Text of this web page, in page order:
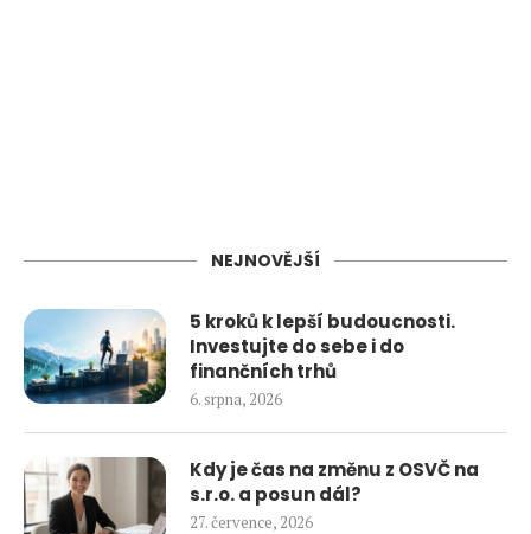
NEJNOVĚJŠÍ
5 kroků k lepší budoucnosti.
Investujte do sebe i do
finančních trhů
6. srpna, 2026
Kdy je čas na změnu z OSVČ na
s.r.o. a posun dál?
27. července, 2026